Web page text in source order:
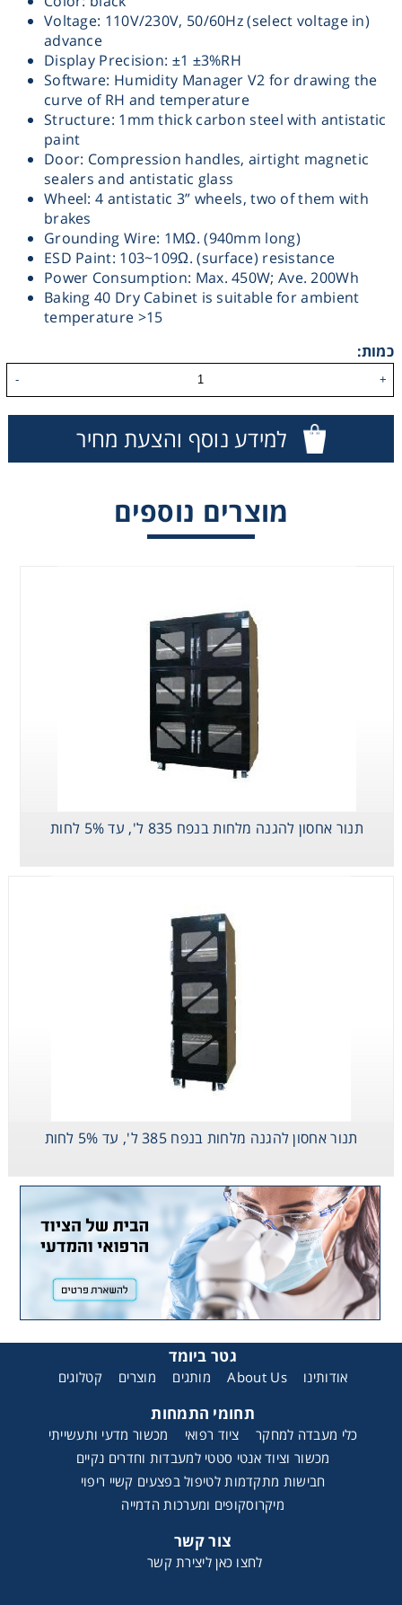
Voltage: 110V/230V, 50/60Hz (select voltage in)
advance
Display Precision: ±1 ±3%RH
Software: Humidity Manager V2 for drawing the
curve of RH and temperature
Structure: 1mm thick carbon steel with antistatic
paint
Door: Compression handles, airtight magnetic
sealers and antistatic glass
Wheel: 4 antistatic 3” wheels, two of them with
brakes
Grounding Wire: 1MΩ. (940mm long)
ESD Paint: 103~109Ω. (surface) resistance
Power Consumption: Max. 450W; Ave. 200Wh
Baking 40 Dry Cabinet is suitable for ambient
temperature >15
כמות:
+
-
למידע נוסף והצעת מחיר
מוצרים נוספים
תנור אחסון להגנה מלחות בנפח 835 ל', עד 5% לחות
תנור אחסון להגנה מלחות בנפח 385 ל', עד 5% לחות
גטר ביומד
אודותינו About Us מותגים מוצרים קטלוגים
תחומי התמחות
כלי מעבדה למחקר ציוד רפואי
מכשור מדעי ותעשייתי
מכשור וציוד אנטי סטטי למעבדות וחדרים נקיים
חבישות מתקדמות לטיפול בפצעים קשיי ריפוי
מיקרוסקופים ומערכות הדמייה
צור קשר
לחצו כאן ליצירת קשר
ל', עד 5% לחות
Washing
Chromatography
Lab Essentials
Glassware
Liquid Handling
Consumables